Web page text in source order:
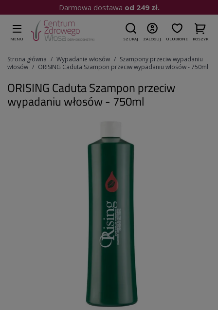
Darmowa dostawa od 249 zł.
MENU SZUKAJ ZALOGUJ ULUBIONE KOSZYK
Strona główna Wypadanie włosów
Szampony przeciw wypadaniu
włosów
ORISING Caduta Szampon przeciw wypadaniu włosów - 750ml
ORISING Caduta Szampon przeciw
wypadaniu włosów - 750ml